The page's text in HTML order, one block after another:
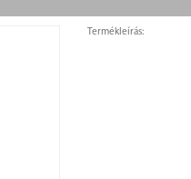
Termékleírás: